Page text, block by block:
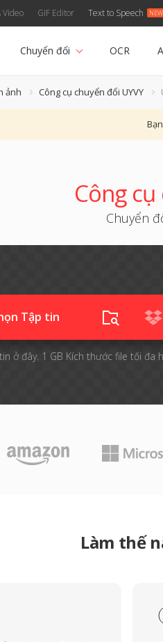
Video GIF Editor Text to Speech
Chuyển đổi OCR
ảnh Công cụ chuyển đổi UYVY
Công cụ
Chuyển
Tập tin
ở đây. 1 GB Kích thước file tối đa
Làm thế